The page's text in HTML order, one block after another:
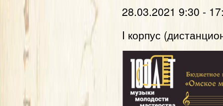
28.03.2021 9:30 -
I корпус